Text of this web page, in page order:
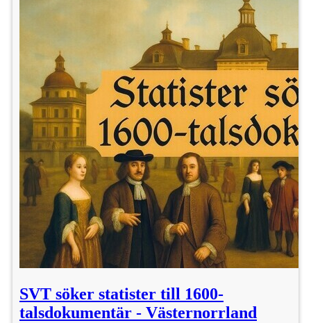
SVT söker statister till 1600-
talsdokumentär - Västernorrland